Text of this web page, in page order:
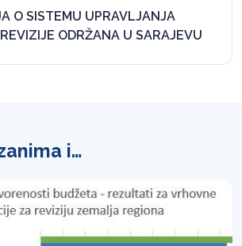
O SISTEMU UPRAVLJANJA
ODRŽANA U SARAJEVU
i…